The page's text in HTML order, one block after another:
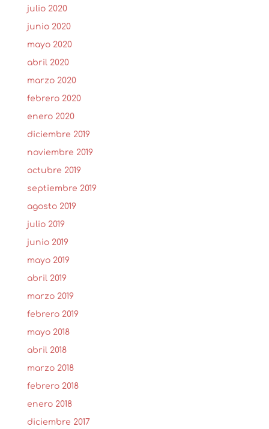
julio 2020
junio 2020
mayo 2020
abril 2020
marzo 2020
febrero 2020
enero 2020
diciembre 2019
noviembre 2019
octubre 2019
septiembre 2019
agosto 2019
julio 2019
junio 2019
mayo 2019
abril 2019
marzo 2019
febrero 2019
mayo 2018
abril 2018
marzo 2018
febrero 2018
enero 2018
diciembre 2017